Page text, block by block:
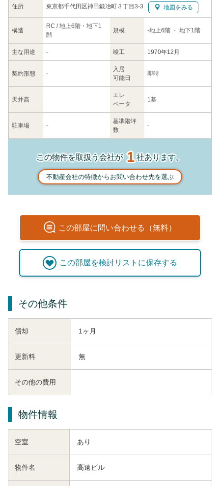
住所 東京都千代田区神田鍛冶町３丁目3-3 地図をみる
構造
RC / 地上6階・地下1
階
規模 -地上6階 ・ 地下1階
主な用途 - 竣工 1970年12月
契約形態 -
入居
可能日
即時
天井高
エレ
ベータ
1基
駐車場 -
基準階坪
数
-
この物件を取扱う会社が1社あります。
不動産会社の特徴からお問い合わせ先を選ぶ
この部屋に問い合わせる（無料）
この部屋を検討リストに保存する
その他条件
償却 1ヶ月
更新料 無
その他の費用
物件情報
空室 あり
物件名 高遠ビル